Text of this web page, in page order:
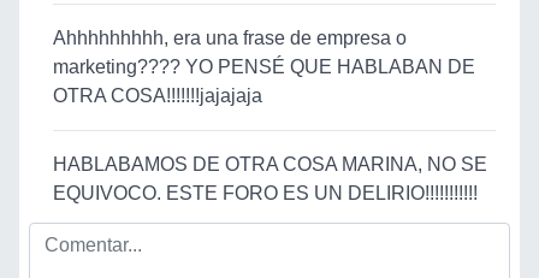
Ahhhhhhhhh, era una frase de empresa o
marketing???? YO PENSÉ QUE HABLABAN DE
OTRA COSA!!!!!!!jajajaja
HABLABAMOS DE OTRA COSA MARINA, NO SE
EQUIVOCO. ESTE FORO ES UN DELIRIO!!!!!!!!!!!